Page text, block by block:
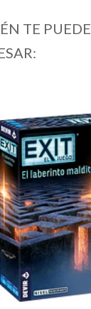
TE PUEDE